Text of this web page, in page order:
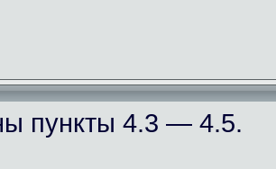
пункты 4.3 — 4.5.